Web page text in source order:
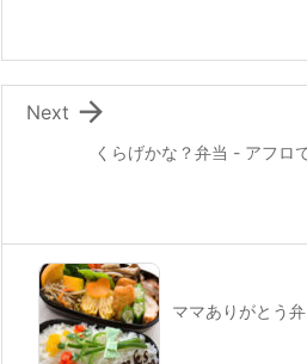
o
k
くらげかな？弁当 - アフロ

Next
ママありがとう